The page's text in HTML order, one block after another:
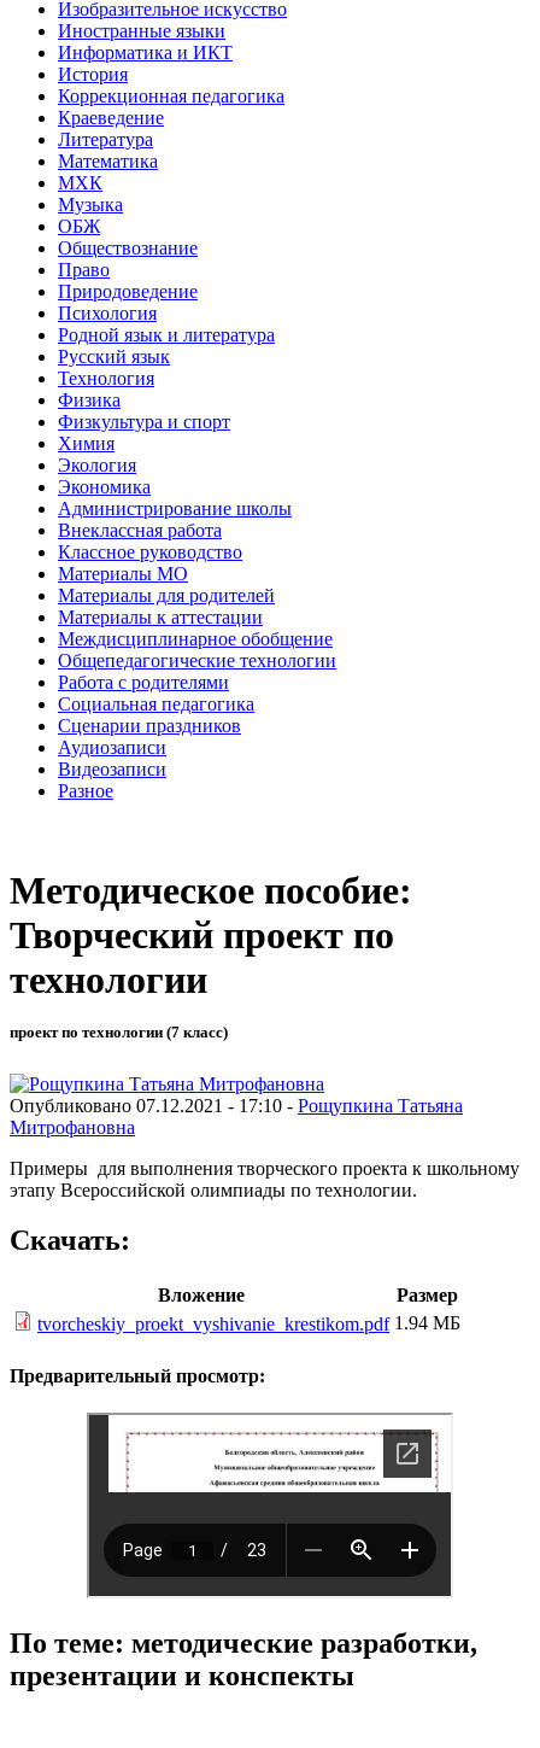
Изобразительное искусство
Иностранные языки
Информатика и ИКТ
История
Коррекционная педагогика
Краеведение
Литература
Математика
МХК
Музыка
ОБЖ
Обществознание
Право
Природоведение
Психология
Родной язык и литература
Русский язык
Технология
Физика
Физкультура и спорт
Химия
Экология
Экономика
Администрирование школы
Внеклассная работа
Классное руководство
Материалы МО
Материалы для родителей
Материалы к аттестации
Междисциплинарное обобщение
Общепедагогические технологии
Работа с родителями
Социальная педагогика
Сценарии праздников
Аудиозаписи
Видеозаписи
Разное
Методическое пособие:
Творческий проект по
технологии
проект по технологии (7 класс)
Опубликовано 07.12.2021 - 17:10 - Рощупкина Татьяна
Митрофановна
Примеры для выполнения творческого проекта к школьному
этапу Всероссийской олимпиады по технологии.
Скачать:
Вложение
Размер
tvorcheskiy_proekt_vyshivanie_krestikom.pdf 1.94 МБ
Предварительный просмотр:
По теме: методические разработки,
презентации и конспекты